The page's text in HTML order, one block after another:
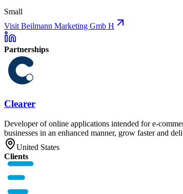
Small
Visit Beilmann Marketing Gmb H
Partnerships
Clearer
Developer of online applications intended for e-
businesses in an enhanced manner, grow faster and
United States
Clients